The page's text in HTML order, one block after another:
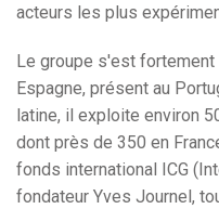
acteurs les plus
Le groupe s'est fortement
Espagne, présent au
latine, il exploite environ
dont près de 350 en
fonds international ICG
fondateur Yves Journel,